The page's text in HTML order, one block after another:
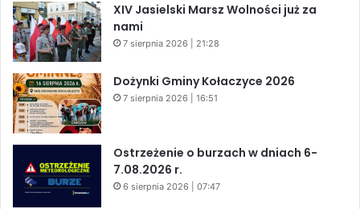
XIV Jasielski Marsz Wolności już za
nami
7 sierpnia 2026 | 21:28
Dożynki Gminy Kołaczyce 2026
7 sierpnia 2026 | 16:51
Ostrzeżenie o burzach w dniach 6-
7.08.2026 r.
6 sierpnia 2026 | 07:47